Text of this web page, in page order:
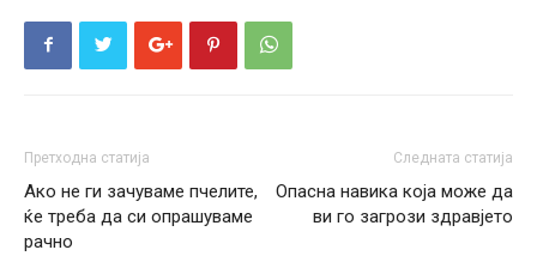
Претходна статија
Ако не ги зачуваме пчелите,
ќе треба да си опрашуваме
рачно
Следната статија
Опасна навика која може да
ви го загрози здравјето